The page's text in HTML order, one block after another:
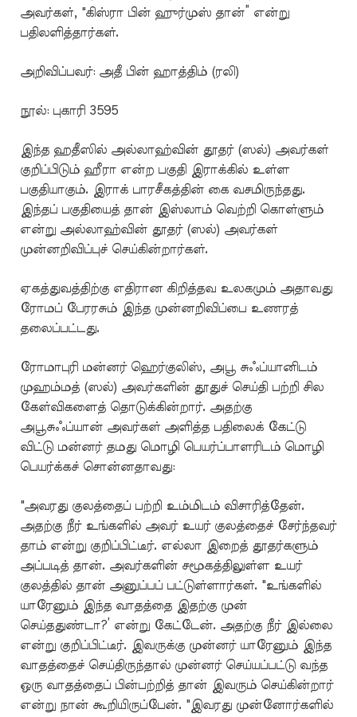
அவர்கள், "கிஸ்ரா பின் ஹுர்முஸ் தான்” என்று
பதிலளித்தார்கள்.
அறிவிப்பவர்: அதீ பின் ஹாத்திம் (ரலி)
நூல்: புகாரி 3595
இந்த ஹதீஸில் அல்லாஹ்வின் தூதர் (ஸல்) அவர்கள்
குறிப்பிடும் ஹீரா என்ற பகுதி இராக்கில் உள்ள
பகுதியாகும். இராக் பாரசீகத்தின் கை வசமிருந்தது.
இந்தப் பகுதியைத் தான் இஸ்லாம் வெற்றி கொள்ளும்
என்று அல்லாஹ்வின் தூதர் (ஸல்) அவர்கள்
முன்னறிவிப்புச் செய்கின்றார்கள்.
ஏகத்துவத்திற்கு எதிரான கிறித்தவ உலகமும் அதாவது
ரோமப் பேரரசும் இந்த முன்னறிவிப்பை உணரத்
தலைப்பட்டது.
ரோமாபுரி மன்னர் ஹெர்குலிஸ், அபூ சுஃப்யானிடம்
முஹம்மத் (ஸல்) அவர்களின் தூதுச் செய்தி பற்றி சில
கேள்விகளைத் தொடுக்கின்றார். அதற்கு
அபூசுஃப்யான் அவர்கள் அளித்த பதிலைக் கேட்டு
விட்டு மன்னர் தமது மொழி பெயர்ப்பாளரிடம் மொழி
பெயர்க்கச் சொன்னதாவது:
"அவரது குலத்தைப் பற்றி உம்மிடம் விசாரித்தேன்.
அதற்கு நீர் உங்களில் அவர் உயர் குலத்தைச் சேர்ந்தவர்
தாம் என்று குறிப்பிட்டீர். எல்லா இறைத் தூதர்களும்
அப்படித் தான். அவர்களின் சமூகத்திலுள்ள உயர்
குலத்தில் தான் அனுப்பப் பட்டுள்ளார்கள். "உங்களில்
யாரேனும் இந்த வாதத்தை இதற்கு முன்
செய்ததுண்டா?’ என்று கேட்டேன். அதற்கு நீர் இல்லை
என்று குறிப்பிட்டீர். இவருக்கு முன்னர் யாரேனும் இந்த
வாதத்தைச் செய்திருந்தால் முன்னர் செய்யப்பட்டு வந்த
ஒரு வாதத்தைப் பின்பற்றித் தான் இவரும் செய்கின்றார்
என்று நான் கூறியிருப்பேன். "இவரது முன்னோர்களில்